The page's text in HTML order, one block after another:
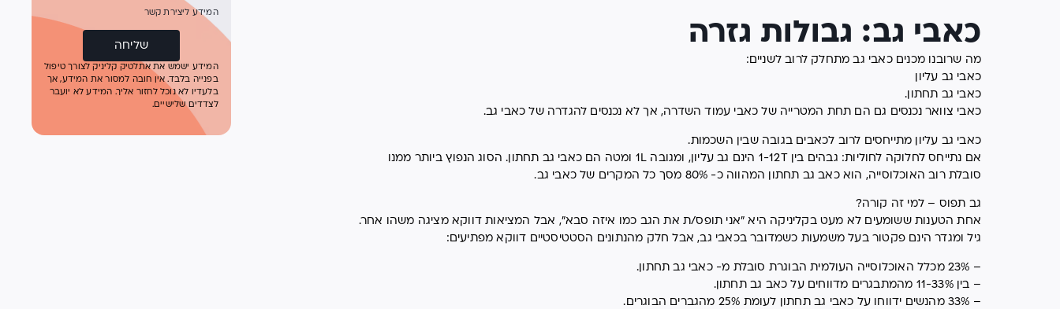
כאבי גב: גבולות גזרה
מה שרובנו מכנים כאבי גב מתחלק לרוב לשניים:
כאבי גב עליון
כאבי גב תחתון.
כאבי צוואר נכנסים גם הם תחת המטרייה של כאבי עמוד השדרה, אך לא נכנסים להגדרה של כאבי גב.
כאבי גב עליון מתייחסים לרוב לכאבים בגובה שבין השכמות.
אם נתייחס לחלוקה לחוליות: גבהים בין 1-12T הינם גב עליון, ומגובה 1L ומטה הם כאבי גב תחתון. הסוג הנפוץ ביותר ממנו
סובלת רוב האוכלוסייה, הוא כאב גב תחתון המהווה כ- 80% מסך כל המקרים של כאבי גב.
גב תפוס – למי זה קורה?
אחת הטענות ששומעים לא מעט בקליניקה היא "אני תופס/ת את הגב כמו איזה סבא", אבל המציאות דווקא מציגה משהו אחר.
גיל ומגדר הינם פקטור בעל משמעות כשמדובר בכאבי גב, אבל חלק מהנתונים הסטטיסטיים דווקא מפתיעים:
– 23% מכלל האוכלוסייה העולמית הבוגרת סובלת מ- כאבי גב תחתון.
– בין 11-33% מהמתבגרים מדווחים על כאב גב תחתון.
– 33% מהנשים ידווחו על כאבי גב תחתון לעומת 25% מהגברים הבוגרים.
המידע ליצירת קשר
שליחה
המידע ישמש את אתלטיק קליניק לצורך טיפול
בפנייה בלבד. אין חובה למסור את המידע, אך
בלעדיו לא נוכל לחזור אליך. המידע לא יועבר
לצדדים שלישיים.